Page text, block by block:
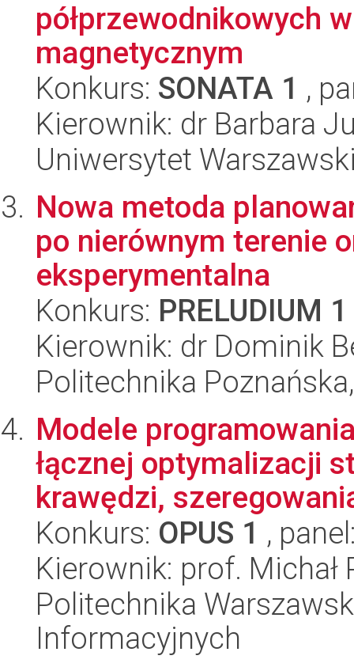
półprzewodnikowych
magnetycznym
Konkurs: SONATA 1 ,
Kierownik: dr Barbara
Uniwersytet
Nowa metoda
po nierównym terenie
eksperymentalna
Konkurs: PRELUDIUM 1
Kierownik: dr Dominik
Politechnika
Modele
łącznej optymalizacji
krawędzi,
Konkurs: OPUS 1 ,
Kierownik: prof. Michał
Politechnika
Informacyjnych